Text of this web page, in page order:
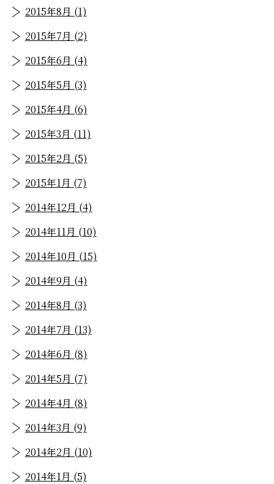
2015年8月 (1)
2015年7月 (2)
2015年6月 (4)
2015年5月 (3)
2015年4月 (6)
2015年3月 (11)
2015年2月 (5)
2015年1月 (7)
2014年12月 (4)
2014年11月 (10)
2014年10月 (15)
2014年9月 (4)
2014年8月 (3)
2014年7月 (13)
2014年6月 (8)
2014年5月 (7)
2014年4月 (8)
2014年3月 (9)
2014年2月 (10)
2014年1月 (5)